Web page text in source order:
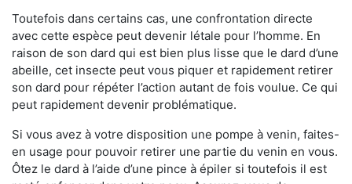
Toutefois dans certains cas, une confrontation directe
avec cette espèce peut devenir létale pour l’homme. En
raison de son dard qui est bien plus lisse que le dard d’une
abeille, cet insecte peut vous piquer et rapidement retirer
son dard pour répéter l’action autant de fois voulue. Ce qui
peut rapidement devenir problématique.
Si vous avez à votre disposition une pompe à venin, faites-
en usage pour pouvoir retirer une partie du venin en vous.
Ôtez le dard à l’aide d’une pince à épiler si toutefois il est